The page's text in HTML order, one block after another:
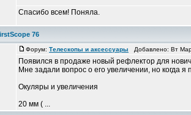
Спасибо всем! Поняла.
76
Форум: Телескопы и аксессуары Добавлено: Вт
Появился в продаже новый рефлектор для
Мне задали вопрос о его увеличении, но когда
Окуляры и увеличения
20 мм ( ...